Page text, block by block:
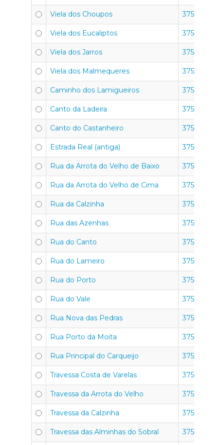
Viela dos Choupos 3750-351
Viela dos Eucaliptos 3750-351
Viela dos Jarros 3750-351
Viela dos Malmequeres 3750-351
Caminho dos Lamigueiros 3750-352
Canto da Ladeira 3750-352
Canto do Castanheiro 3750-352
Estrada Real (antiga) 3750-352
Rua da Arrota do Velho de Baixo 3750-351
Rua da Arrota do Velho de Cima 3750-351
Rua da Calzinha 3750-351
Rua das Azenhas 3750-351
Rua do Canto 3750-351
Rua do Lameiro 3750-351
Rua do Porto 3750-351
Rua do Vale 3750-352
Rua Nova das Pedras 3750-352
Rua Porto da Moita 3750-352
Rua Principal do Carqueijo 3750-352
Travessa Costa de Varelas 3750-352
Travessa da Arrota do Velho 3750-352
Travessa da Calzinha 3750-352
Travessa das Alminhas do Sobral 3750-352